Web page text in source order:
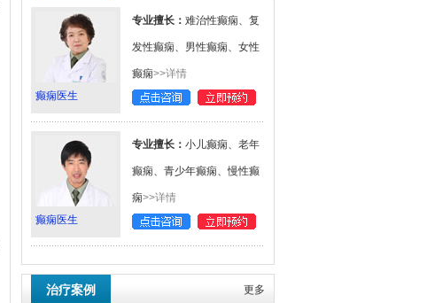
癫痫医生
专业擅长： 难治性癫痫、复
发性癫痫、男性癫痫、女性
癫痫>>详情
癫痫医生
专业擅长： 小儿癫痫、老年
癫痫、青少年癫痫、慢性癫
痫>>详情
治疗案例 更多